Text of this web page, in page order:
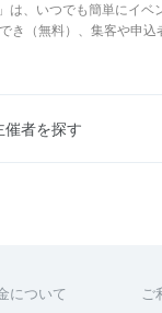
は、いつでも簡単にイ
き（無料）、集客や申
催者を探す
について ご